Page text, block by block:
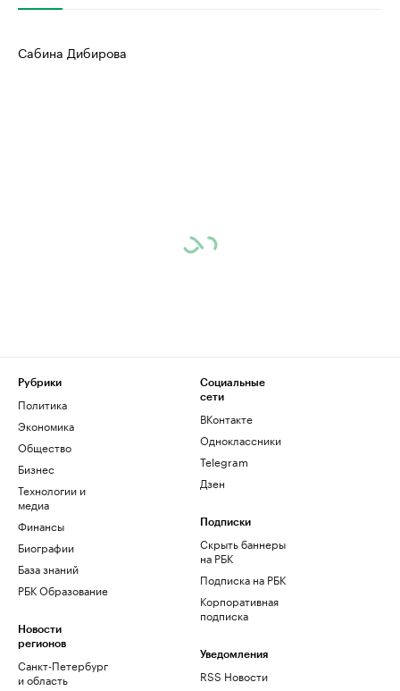
Сабина Дибирова
Рубрики
Политика
Экономика
Общество
Бизнес
Технологии и
медиа
Финансы
Биографии
База знаний
РБК Образование
Новости
регионов
Санкт-Петербург
и область
Социальные
сети
ВКонтакте
Одноклассники
Telegram
Дзен
Подписки
Скрыть баннеры
на РБК
Подписка на РБК
Корпоративная
подписка
Уведомления
RSS Новости